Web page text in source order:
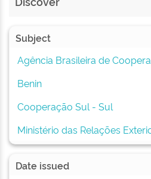
Subject
Agência Brasileira de
Benin
Cooperação Sul - Sul
Ministério das Relações
Date issued